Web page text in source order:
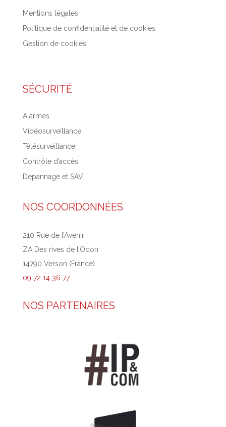
Mentions légales
Politique de confidentialité et de cookies
Gestion de cookies
SÉCURITÉ
Alarmes
Vidéosurveillance
Télésurveillance
Contrôle d’accès
Dépannage et SAV
NOS COORDONNÉES
210 Rue de l’Avenir
ZA Des rives de l’Odon
14790 Verson (France)
09 72 14 36 77
NOS PARTENAIRES